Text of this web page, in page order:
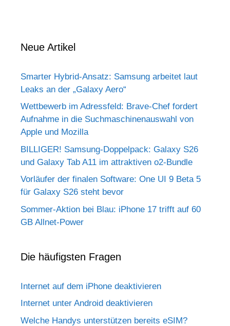
Neue Artikel
Smarter Hybrid-Ansatz: Samsung arbeitet laut
Leaks an der „Galaxy Aero“
Wettbewerb im Adressfeld: Brave-Chef fordert
Aufnahme in die Suchmaschinenauswahl von
Apple und Mozilla
BILLIGER! Samsung-Doppelpack: Galaxy S26
und Galaxy Tab A11 im attraktiven o2-Bundle
Vorläufer der finalen Software: One UI 9 Beta 5
für Galaxy S26 steht bevor
Sommer-Aktion bei Blau: iPhone 17 trifft auf 60
GB Allnet-Power
Die häufigsten Fragen
Internet auf dem iPhone deaktivieren
Internet unter Android deaktivieren
Welche Handys unterstützen bereits eSIM?